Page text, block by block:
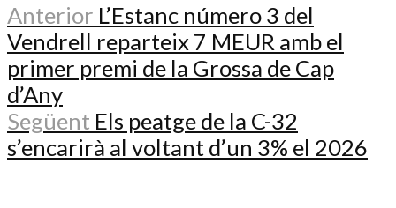
Anterior L’Estanc número 3 del
Vendrell reparteix 7 MEUR amb el
primer premi de la Grossa de Cap
d’Any
Següent Els peatge de la C-32
s’encarirà al voltant d’un 3% el 2026